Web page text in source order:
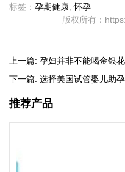
标签： 孕期健康,怀孕
版权所有：
上一篇: 孕妇并非不能喝金银
克斯坦试管婴儿
下一篇: 选择美国试管婴儿助
国试管婴儿
推荐产品